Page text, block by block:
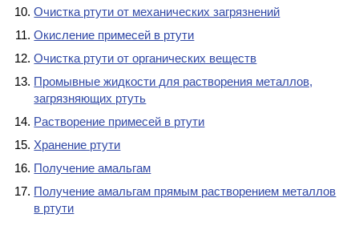
Очистка ртути от механических загрязнений
Окисление примесей в ртути
Очистка ртути от органических веществ
Промывные жидкости для растворения металлов,
загрязняющих ртуть
Растворение примесей в ртути
Хранение ртути
Получение амальгам
Получение амальгам прямым растворением металлов
в ртути